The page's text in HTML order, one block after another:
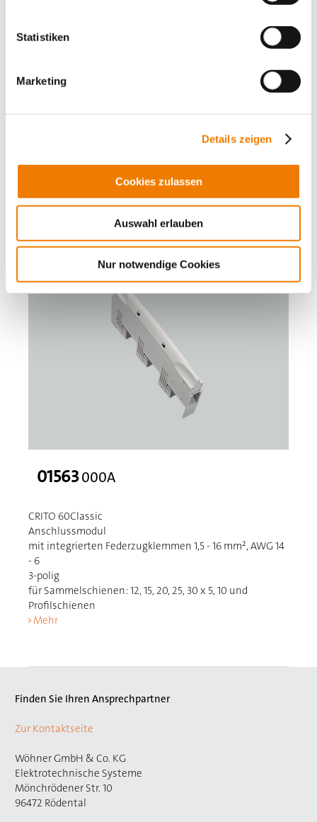
Statistiken
Marketing
Details zeigen
Cookies zulassen
Auswahl erlauben
Nur notwendige Cookies
Lamellierte Kupferschienen
System 60Classic, 4-polig
Panel Sicherungshalter
Panel Schaltgeräte
Zubehör
Value Added Services
01563000A
CRITO 60Classic
Anschlussmodul
mit integrierten Federzugklemmen 1,5 - 16 mm², AWG 14
- 6
3-polig
für Sammelschienen: 12, 15, 20, 25, 30 x 5, 10 und
Profilschienen
Mehr
Finden Sie Ihren Ansprechpartner
Zur Kontaktseite
Wöhner GmbH & Co. KG
Elektrotechnische Systeme
Mönchrödener Str. 10
96472 Rödental